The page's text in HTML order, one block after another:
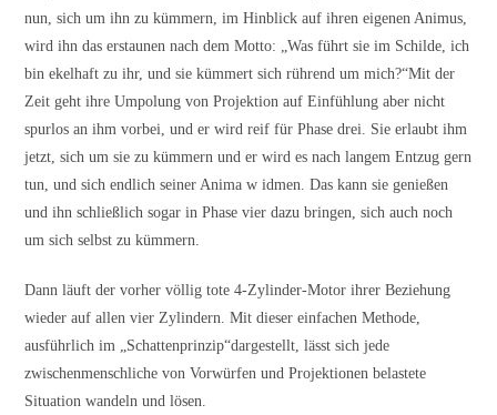
nun, sich um ihn zu kümmern, im Hinblick auf ihren eigenen Animus,
wird ihn das erstaunen nach dem Motto: „Was führt sie im Schilde, ich
bin ekelhaft zu ihr, und sie kümmert sich rührend um mich?“Mit der
Zeit geht ihre Umpolung von Projektion auf Einfühlung aber nicht
spurlos an ihm vorbei, und er wird reif für Phase drei. Sie erlaubt ihm
jetzt, sich um sie zu kümmern und er wird es nach langem Entzug gern
tun, und sich endlich seiner Anima w idmen. Das kann sie genießen
und ihn schließlich sogar in Phase vier dazu bringen, sich auch noch
um sich selbst zu kümmern.
Dann läuft der vorher völlig tote 4-Zylinder-Motor ihrer Beziehung
wieder auf allen vier Zylindern. Mit dieser einfachen Methode,
ausführlich im „Schattenprinzip“dargestellt, lässt sich jede
zwischenmenschliche von Vorwürfen und Projektionen belastete
Situation wandeln und lösen.